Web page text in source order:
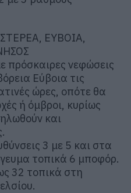
ΕΥΒΟΙΑ,
πρόσκαιρες νεφώσεις
Εύβοια τις
ώρες, οπότε θα
ή όμβροι, κυρίως
και
3 με 5 και στα
τοπικά 6 μποφόρ.
32 τοπικά στη